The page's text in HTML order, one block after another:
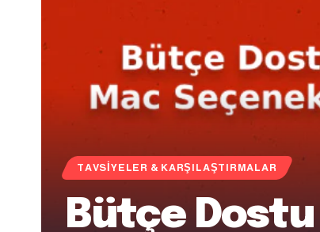
TAVSIYELER & KARŞILAŞTIRMALAR
Bütçe